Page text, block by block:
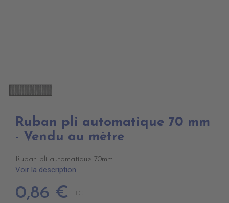
Ruban pli automatique 70 mm
- Vendu au mètre
Ruban pli automatique 70mm
Voir la description
0,86 € TTC